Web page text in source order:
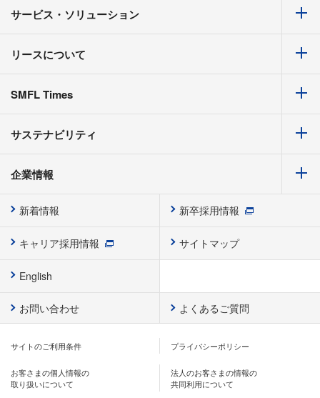
サービス・ソリューション
リースについて
SMFL Times
サステナビリティ
企業情報
新着情報 新卒採用情報
キャリア採用情報 サイトマップ
English
お問い合わせ よくあるご質問
サイトのご利用条件 プライバシーポリシー
お客さまの個人情報の
取り扱いについて
法人のお客さまの情報の
共同利用について